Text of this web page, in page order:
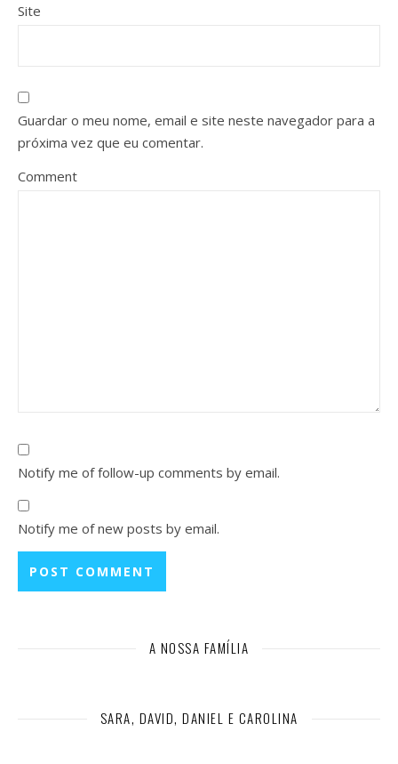
Site
Guardar o meu nome, email e site neste navegador para a
próxima vez que eu comentar.
Comment
Notify me of follow-up comments by email.
Notify me of new posts by email.
A NOSSA FAMÍLIA
SARA, DAVID, DANIEL E CAROLINA